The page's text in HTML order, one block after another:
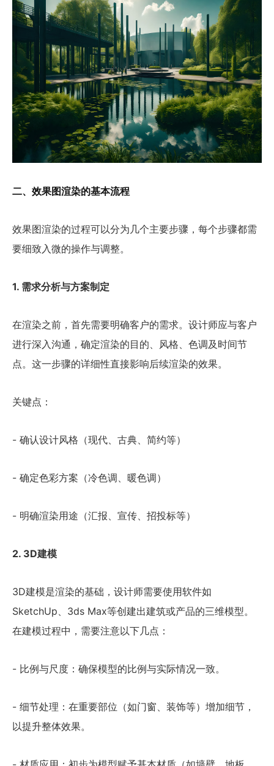
二、效果图渲染的基本流程
效果图渲染的过程可以分为几个主要步骤，每个步骤都需
要细致入微的操作与调整。
1. 需求分析与方案制定
在渲染之前，首先需要明确客户的需求。设计师应与客户
进行深入沟通，确定渲染的目的、风格、色调及时间节
点。这一步骤的详细性直接影响后续渲染的效果。
关键点：
- 确认设计风格（现代、古典、简约等）
- 确定色彩方案（冷色调、暖色调）
- 明确渲染用途（汇报、宣传、招投标等）
2. 3D建模
3D建模是渲染的基础，设计师需要使用软件如
SketchUp、3ds Max等创建出建筑或产品的三维模型。
在建模过程中，需要注意以下几点：
- 比例与尺度：确保模型的比例与实际情况一致。
- 细节处理：在重要部位（如门窗、装饰等）增加细节，
以提升整体效果。